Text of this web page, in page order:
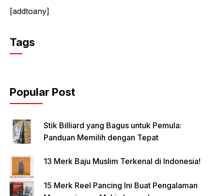
[addtoany]
Tags
Popular Post
Stik Billiard yang Bagus untuk Pemula:
Panduan Memilih dengan Tepat
13 Merk Baju Muslim Terkenal di Indonesia!
15 Merk Reel Pancing Ini Buat Pengalaman